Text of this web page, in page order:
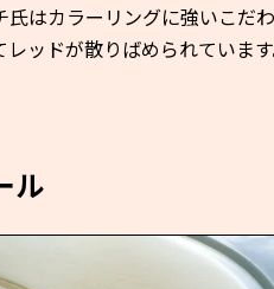
はカラーリングに強いこだ
ッドが散りばめられていま
ル